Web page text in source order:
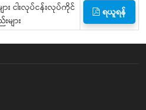
ျား ငါးလုပ်ငန်းလုပ်ကိုင်
ျား
ရယူရန်